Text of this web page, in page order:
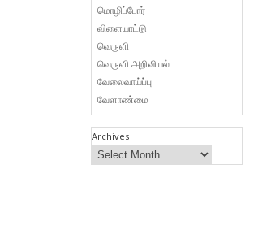
மொழிப்போர்
விளையாட்டு
வெருளி
வெருளி அறிவியல்
வேலைவாய்ப்பு
வேளாண்மை
Archives